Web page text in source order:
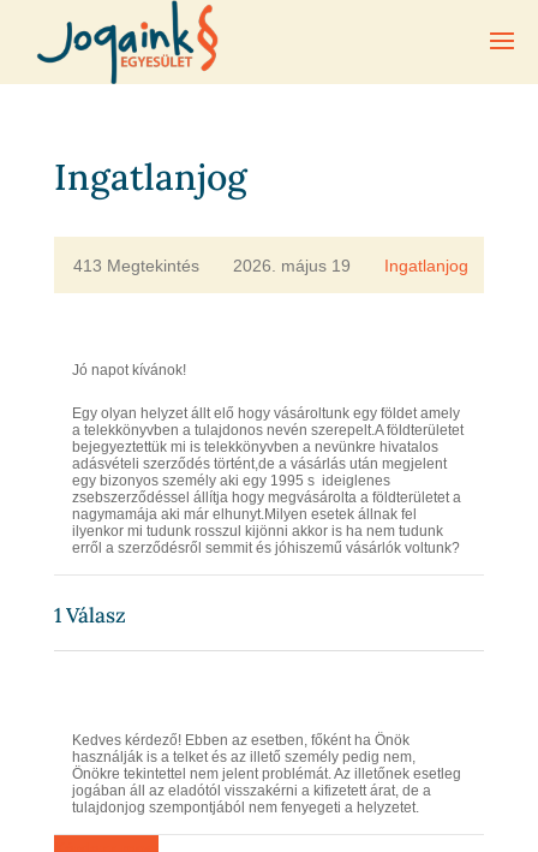
Ingatlanjog
413 Megtekintés 2026. május 19 Ingatlanjog
Jó napot kívánok!
Egy olyan helyzet állt elő hogy vásároltunk egy földet amely
a telekkönyvben a tulajdonos nevén szerepelt.A földterületet
bejegyeztettük mi is telekkönyvben a nevünkre hivatalos
adásvételi szerződés történt,de a vásárlás után megjelent
egy bizonyos személy aki egy 1995 s ideiglenes
zsebszerződéssel állítja hogy megvásárolta a földterületet a
nagymamája aki már elhunyt.Milyen esetek állnak fel
ilyenkor mi tudunk rosszul kijönni akkor is ha nem tudunk
erről a szerződésről semmit és jóhiszemű vásárlók voltunk?
1Válasz
Kedves kérdező! Ebben az esetben, főként ha Önök
használják is a telket és az illető személy pedig nem,
Önökre tekintettel nem jelent problémát. Az illetőnek esetleg
jogában áll az eladótól visszakérni a kifizetett árat, de a
tulajdonjog szempontjából nem fenyegeti a helyzetet.